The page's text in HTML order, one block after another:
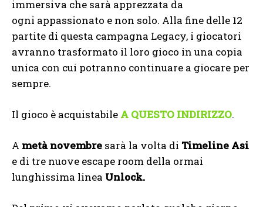
immersiva che sarà apprezzata da
ogni appassionato e non solo. Alla fine delle 12
partite di questa campagna Legacy, i giocatori
avranno trasformato il loro gioco in una copia
unica con cui potranno continuare a giocare per
sempre.
Il gioco è acquistabile A QUESTO INDIRIZZO.
A metà novembre sarà la volta di Timeline Asi
e di tre nuove escape room della ormai
lunghissima linea Unlock.